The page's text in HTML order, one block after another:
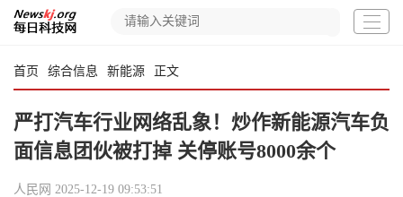
首页 综合信息 新能源 正文
严打汽车行业网络乱象！炒作新能源汽车负
面信息团伙被打掉 关停账号8000余个
人民网 2025-12-19 09:53:51